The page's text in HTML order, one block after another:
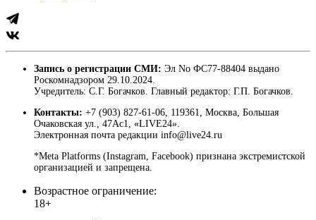
Запись о регистрации СМИ: Эл No ФС77-88404 выдано
Роскомнадзором 29.10.2024.
Учредитель: С.Г. Богачков. Главный редактор: Г.П. Богачков.
Контакты: +7 (903) 827-61-06, 119361, Москва, Большая
Очаковская ул., 47Ас1, «LIVE24».
Электронная почта редакции info@live24.ru
*Meta Platforms (Instagram, Facebook) признана экстремистской
организацией и запрещена.
Возрастное ограничение:
18+